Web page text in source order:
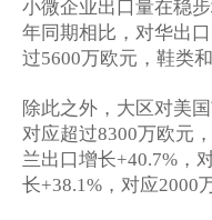
小微企业出口量在稳步
年同期相比，对华出
过5600万欧元，鞋类
除此之外，大区对美
对应超过8300万欧元
兰出口增长+40.7% ，
长+38.1% ，对应2000